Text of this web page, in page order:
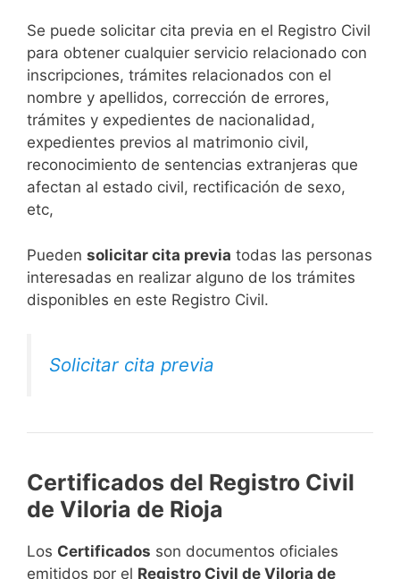
Se puede solicitar cita previa en el Registro Civil
para obtener cualquier servicio relacionado con
inscripciones, trámites relacionados con el
nombre y apellidos, corrección de errores,
trámites y expedientes de nacionalidad,
expedientes previos al matrimonio civil,
reconocimiento de sentencias extranjeras que
afectan al estado civil, rectificación de sexo,
etc,
​Pueden solicitar cita previa todas las personas
interesadas en realizar alguno de los trámites
disponibles en este Registro Civil.​
Solicitar cita previa
Certificados del Registro Civil
de Viloria de Rioja
Los Certificados son documentos oficiales
emitidos por el Registro Civil de Viloria de